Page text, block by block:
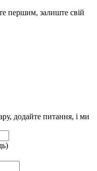
першим, залиште свій
додайте питання, і ми